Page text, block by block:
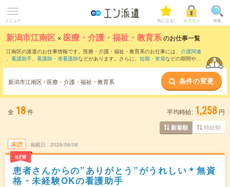
メニュー 気になる! ログイン 検索
新潟市江南区 × 医療・介護・福祉・教育系のお仕事一覧
江南区の派遣のお仕事情報です。医療・介護・福祉・教育系のお仕事には、 介護関連
、 看護助手、 看護師・准看護師などがあります。さらに、 短期 ・ 単発などの期間や、
新潟市江南区 / 医療・介護・福祉・教育系 条件の変更
全 18件 平均時給: 1,258 円
新着順 時給順
未読
NEW
掲載日 2026/08/08
患者さんからの”ありがとう”がうれしい＊無資
格・未経験OKの看護助手